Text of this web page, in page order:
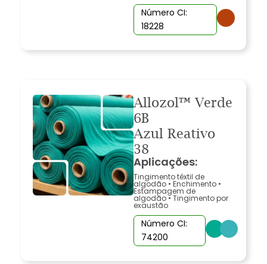
Número CI:
18228
Allozol™ Verde
6B
Azul Reativo
38
Aplicações:
Tingimento têxtil de
algodão • Enchimento •
Estampagem de
algodão•Tingimento por
exaustão
Número CI:
74200